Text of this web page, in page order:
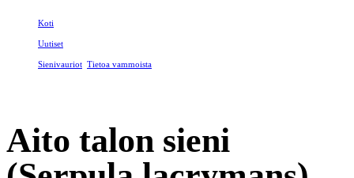
Koti
Uutiset
Sienivauriot Tietoa vammoista
Aito talon sieni